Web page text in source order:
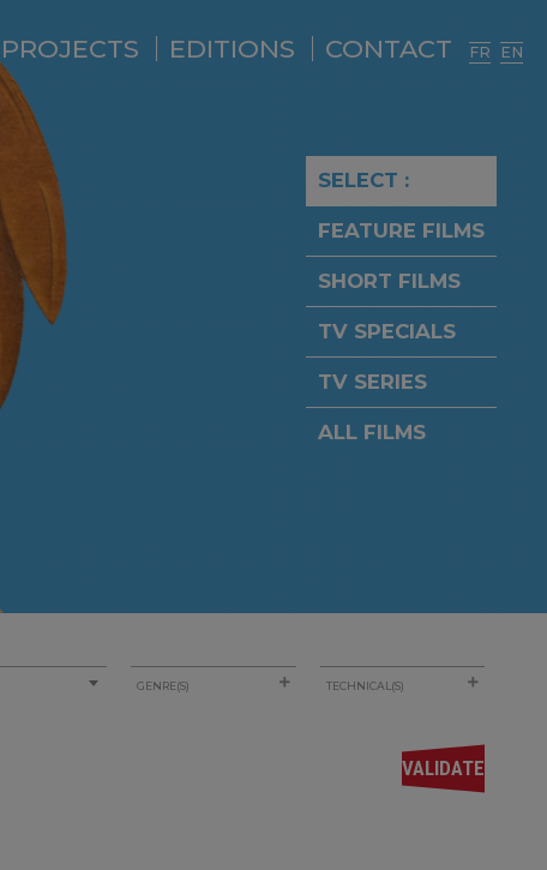
PROJECTS EDITIONS CONTACT FR EN
SELECT :
FEATURE FILMS
SHORT FILMS
TV SPECIALS
TV SERIES
ALL FILMS